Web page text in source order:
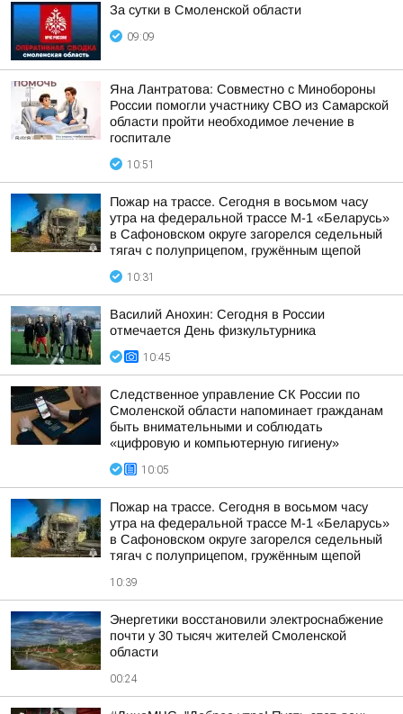
За сутки в Смоленской области
09:09
Яна Лантратова: Совместно с Минобороны
России помогли участнику СВО из Самарской
области пройти необходимое лечение в
госпитале
10:51
Пожар на трассе. Сегодня в восьмом часу
утра на федеральной трассе М-1 «Беларусь»
в Сафоновском округе загорелся седельный
тягач с полуприцепом, гружённым щепой
10:31
Василий Анохин: Сегодня в России
отмечается День физкультурника
10:45
Следственное управление СК России по
Смоленской области напоминает гражданам
быть внимательными и соблюдать
«цифровую и компьютерную гигиену»
10:05
Пожар на трассе. Сегодня в восьмом часу
утра на федеральной трассе М-1 «Беларусь»
в Сафоновском округе загорелся седельный
тягач с полуприцепом, гружённым щепой
10:39
Энергетики восстановили электроснабжение
почти у 30 тысяч жителей Смоленской
области
00:24